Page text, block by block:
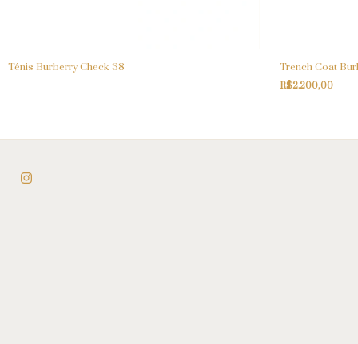
Tênis Burberry Check 38 Trench Coat
R$2.200,00